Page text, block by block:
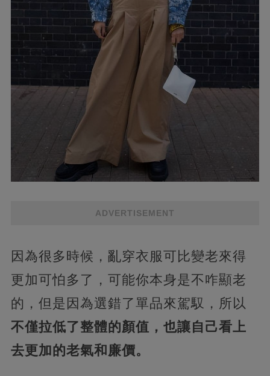
ADVERTISEMENT
因為很多時候，亂穿衣服可比變老來得
更加可怕多了，可能你本身是不咋顯老
的，但是因為選錯了單品來駕馭，所以
不僅拉低了整體的顏值，也讓自己看上
去更加的老氣和廉價。